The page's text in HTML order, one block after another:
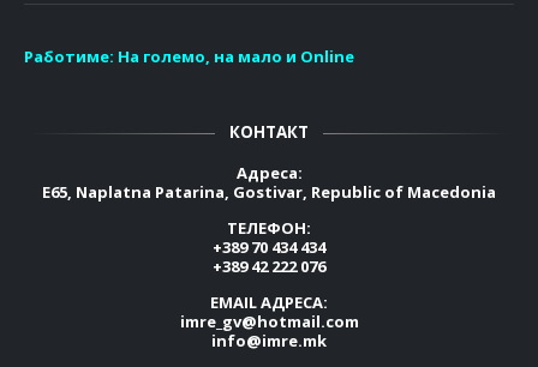
Работиме: На големо, на мало и Online
КОНТАКТ
Адреса:
E65, Naplatna Patarina, Gostivar, Republic of Macedonia
ТЕЛЕФОН:
+389 70 434 434
+389 42 222 076
EMAIL АДРЕСА:
imre_gv@hotmail.com
info@imre.mk